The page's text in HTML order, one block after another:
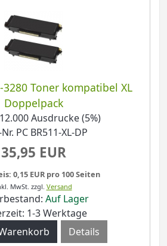
Toner kompatibel XL
Doppelpack
Ausdrucke (5%)
PC BR511-XL-DP
35,95 EUR
0,15 EUR pro 100 Seiten
MwSt. zzgl. Versand
Auf Lager
1-3 Werktage
Details